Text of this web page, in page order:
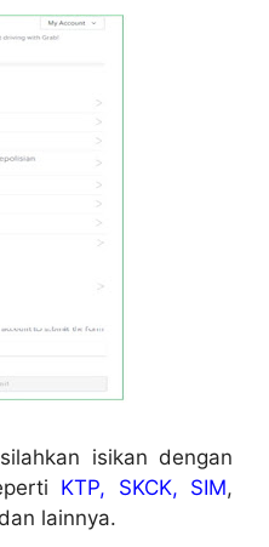
isikan dengan
KTP, SKCK, SIM,
lainnya.